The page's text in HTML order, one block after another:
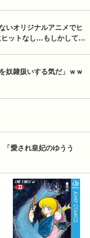
いオリジナルアニメでヒ
ヒットなし…もしかして…
奴隷扱いする気だ」ｗｗ
愛され皇妃のゆうう